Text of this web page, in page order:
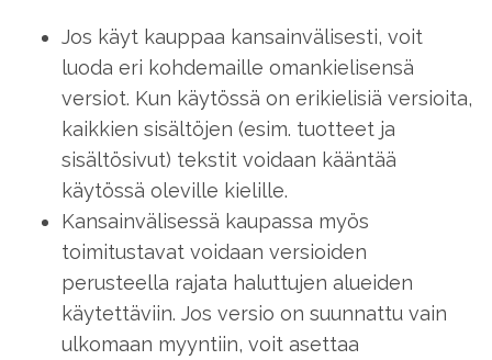
Jos käyt kauppaa kansainvälisesti, voit
luoda eri kohdemaille omankielisensä
versiot. Kun käytössä on erikielisiä versioita,
kaikkien sisältöjen (esim. tuotteet ja
sisältösivut) tekstit voidaan kääntää
käytössä oleville kielille.
Kansainvälisessä kaupassa myös
toimitustavat voidaan versioiden
perusteella rajata haluttujen alueiden
käytettäviin. Jos versio on suunnattu vain
ulkomaan myyntiin, voit asettaa